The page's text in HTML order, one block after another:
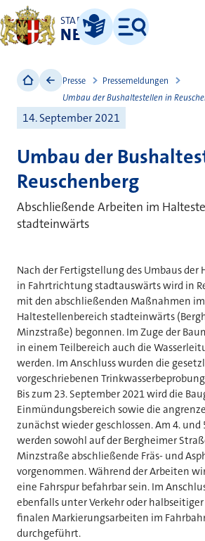
STADT
NEUSS
Leichte Sprache
Menü
Presse
Pressemeldungen
Umbau der Bushaltestellen in
14. September 2021
Umbau der
Reuschenberg
Abschließende Arbeiten im
stadteinwärts
Nach der Fertigstellung des Umbaus der
in Fahrtrichtung stadtauswärts wird in
mit den abschließenden Maßnahmen im
Haltestellenbereich stadteinwärts
Minzstraße) begonnen. Im Zuge der
in einem Teilbereich auch die
werden. Im Anschluss wurden die
vorgeschriebenen
Bis zum 23. September 2021 wird die
Einmündungsbereich sowie die
zunächst wieder geschlossen. Am 4. und
werden sowohl auf der Bergheimer
Minzstraße abschließende Fräs- und
vorgenommen. Während der Arbeiten
eine Fahrspur befahrbar sein. Im
ebenfalls unter Verkehr oder halbseitiger
finalen Markierungsarbeiten im
durchgeführt.